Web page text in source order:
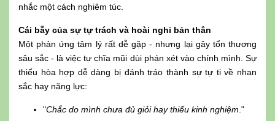
nhắc một cách nghiêm túc.
Cái bẫy của sự tự trách và hoài nghi bản thân
Một phản ứng tâm lý rất dễ gặp - nhưng lại gây tổn thương
sâu sắc - là việc tự chĩa mũi dùi phán xét vào chính mình. Sự
thiếu hòa hợp dễ dàng bị đánh tráo thành sự tự ti về nhan
sắc hay năng lực:
"Chắc do mình chưa đủ giỏi hay thiếu kinh nghiệm ."